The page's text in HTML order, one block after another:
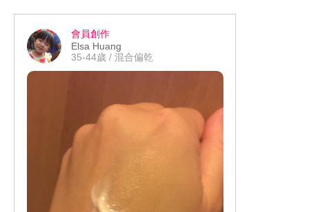
很喜歡這次的體驗
晚安面膜使用很方便效果很好
使用後沒有黏膩感可以放心去睡覺
隔天早上上妝很服貼
會員創作
Elsa Huang
35-44歲 / 混合偏乾